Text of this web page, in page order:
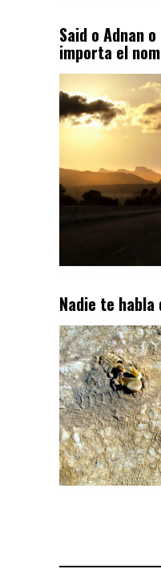
Said o Adnan
importa el
Nadie te habla